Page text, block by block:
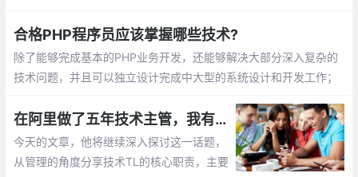
合格PHP程序员应该掌握哪些技术?
除了能够完成基本的PHP业务开发，还能够解决大部分深入复杂的
技术问题，并且可以独立设计完成中大型的系统设计和开发工作；
在阿里做了五年技术主管，我有话想说
今天的文章，他将继续深入探讨这一话题，
从管理的角度分享技术TL的核心职责，主要